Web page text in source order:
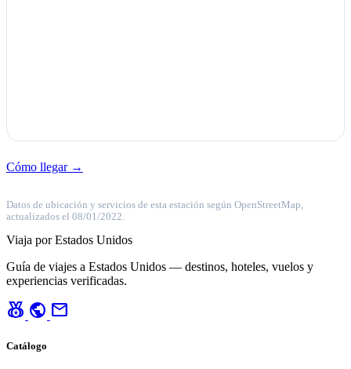
Cómo llegar →
Datos de ubicación y servicios de esta estación según OpenStreetMap,
actualizados el 08/01/2022.
Viaja por Estados Unidos
Guía de viajes a Estados Unidos — destinos, hoteles, vuelos y
experiencias verificadas.
social_leaderboard public mail
Catálogo